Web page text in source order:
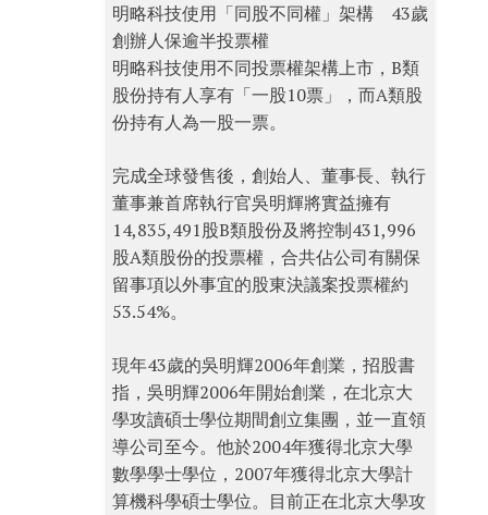
明略科技使用「同股不同權」架構 43歲
創辦人保逾半投票權
明略科技使用不同投票權架構上市，B類
股份持有人享有「一股10票」，而A類股
份持有人為一股一票。
完成全球發售後，創始人、董事長、執行
董事兼首席執行官吳明輝將實益擁有
14,835,491股B類股份及將控制431,996
股A類股份的投票權，合共佔公司有關保
留事項以外事宜的股東決議案投票權約
53.54%。
現年43歲的吳明輝2006年創業，招股書
指，吳明輝2006年開始創業，在北京大
學攻讀碩士學位期間創立集團，並一直領
導公司至今。他於2004年獲得北京大學
數學學士學位，2007年獲得北京大學計
算機科學碩士學位。目前正在北京大學攻